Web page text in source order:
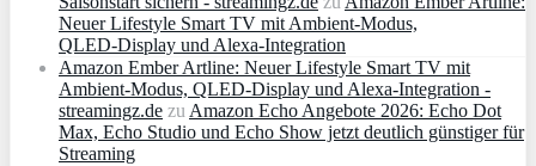
Neuer Lifestyle Smart TV mit Ambient‑Modus,
QLED‑Display und Alexa‑Integration
Amazon Ember Artline: Neuer Lifestyle Smart TV mit
Ambient‑Modus, QLED‑Display und Alexa‑Integration -
streamingz.de zuAmazon Echo Angebote 2026: Echo Dot
Max, Echo Studio und Echo Show jetzt deutlich günstiger für
Streaming